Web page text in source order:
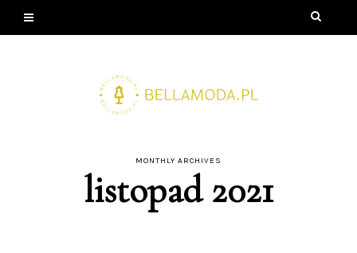
MONTHLY ARCHIVES
listopad 2021